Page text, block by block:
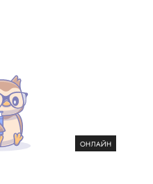
ОНЛАЙН